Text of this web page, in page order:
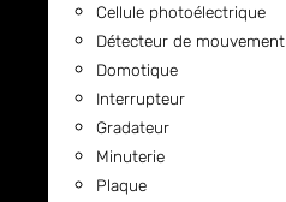
Cellule photoélectrique
Détecteur de mouvement
Domotique
Interrupteur
Gradateur
Minuterie
Plaque